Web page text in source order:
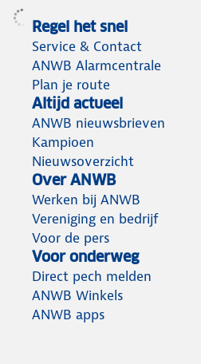
Regel het snel
Service & Contact
ANWB Alarmcentrale
Plan je route
Altijd actueel
ANWB nieuwsbrieven
Kampioen
Nieuwsoverzicht
Over ANWB
Werken bij ANWB
Vereniging en bedrijf
Voor de pers
Voor onderweg
Direct pech melden
ANWB Winkels
ANWB apps